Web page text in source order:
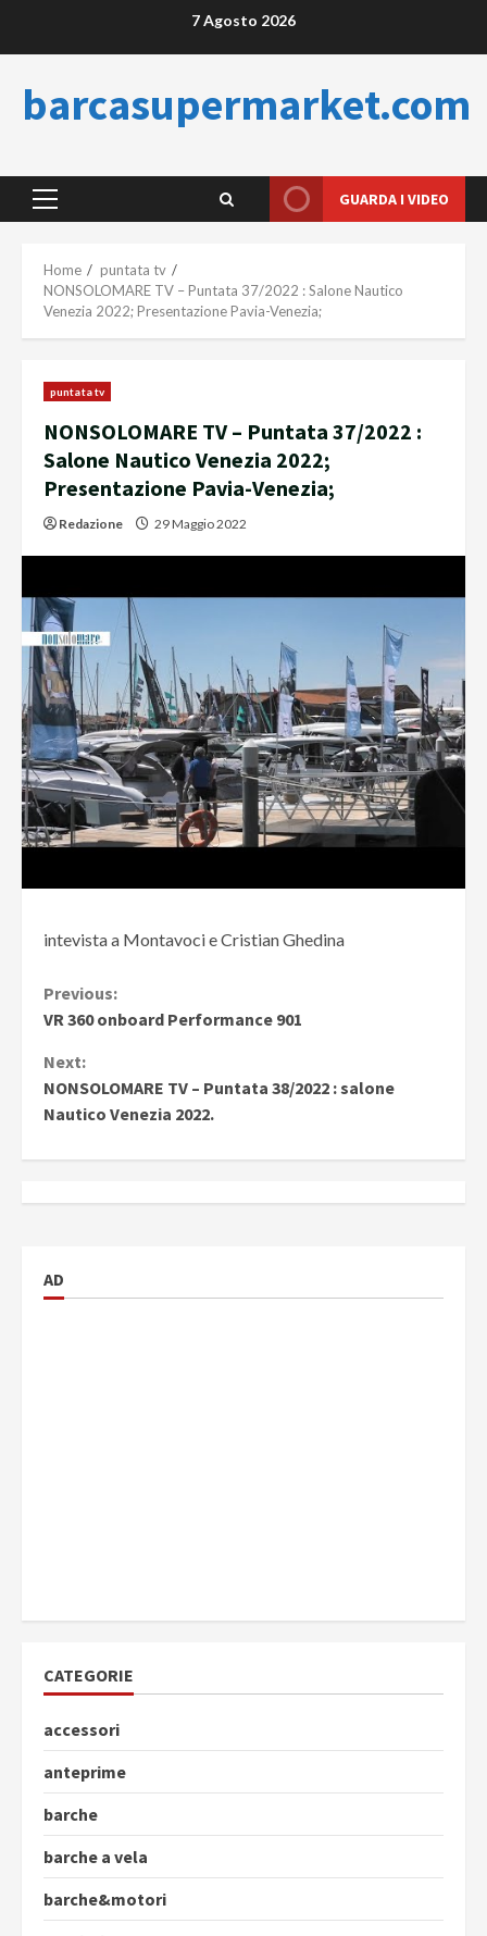
7 Agosto 2026
barcasupermarket.com
Primary
GUARDA I VIDEO
Home
puntata tv
NONSOLOMARE TV – Puntata 37/2022 : Salone Nautico
Venezia 2022; Presentazione Pavia-Venezia;
puntata tv
NONSOLOMARE TV – Puntata 37/2022 :
Salone Nautico Venezia 2022;
Presentazione Pavia-Venezia;
Redazione 29 Maggio 2022
intevista a Montavoci e Cristian Ghedina
Continue
Previous:
VR 360 onboard Performance 901
Next:
NONSOLOMARE TV – Puntata 38/2022 : salone
Nautico Venezia 2022.
AD
CATEGORIE
accessori
anteprime
barche
barche a vela
barche&motori